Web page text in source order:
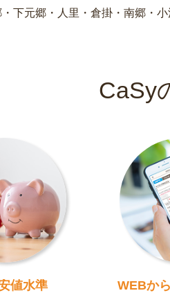
下元郷・人里・倉掛・南郷・
CaSy
値水準 WEBか